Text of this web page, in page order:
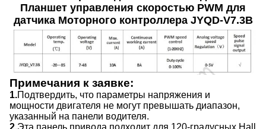
Планшет управления скоростью PWM для
датчика Моторного контроллера JYQD-V7.3B
Примечания к заявке:
1.Подтвердить, что параметры напряжения и
мощности двигателя не могут превышать диапазон,
указанный на панели водителя.